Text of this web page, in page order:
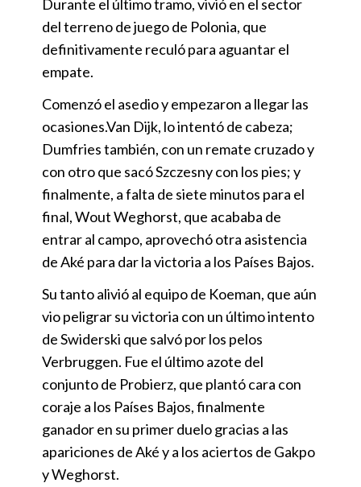
Durante el último tramo, vivió en el sector
del terreno de juego de Polonia, que
definitivamente reculó para aguantar el
empate.
Comenzó el asedio y empezaron a llegar las
ocasiones.Van Dijk, lo intentó de cabeza;
Dumfries también, con un remate cruzado y
con otro que sacó Szczesny con los pies; y
finalmente, a falta de siete minutos para el
final, Wout Weghorst, que acababa de
entrar al campo, aprovechó otra asistencia
de Aké para dar la victoria a los Países Bajos.
Su tanto alivió al equipo de Koeman, que aún
vio peligrar su victoria con un último intento
de Swiderski que salvó por los pelos
Verbruggen. Fue el último azote del
conjunto de Probierz, que plantó cara con
coraje a los Países Bajos, finalmente
ganador en su primer duelo gracias a las
apariciones de Aké y a los aciertos de Gakpo
y Weghorst.